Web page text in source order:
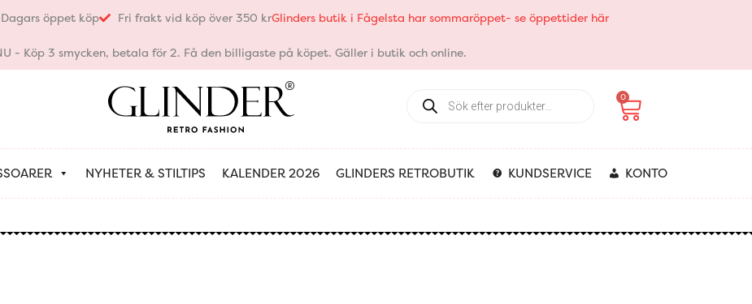
öppet köp Fri frakt vid köp över 350 krGlinders butik i Fågelsta har sommaröppet- se öppettider här
- Köp 3 smycken, betala för 2. Få den billigaste på köpet. Gäller i butik och online.
search
0
Varukorg
NYHETER & STILTIPS KALENDER 2026 GLINDERS RETROBUTIK KUNDSERVICE KONTO